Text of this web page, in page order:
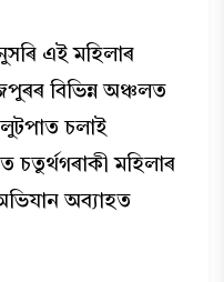
এই মহিলাৰ
বিভিন্ন অঞ্চলত
চলাই
চতুৰ্থগৰাকী মহিলাৰ
অব্যাহত